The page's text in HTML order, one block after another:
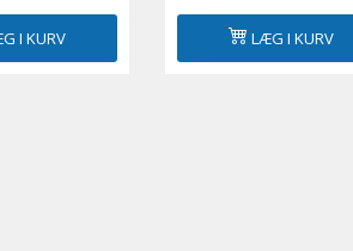
I KURV LÆG I KURV